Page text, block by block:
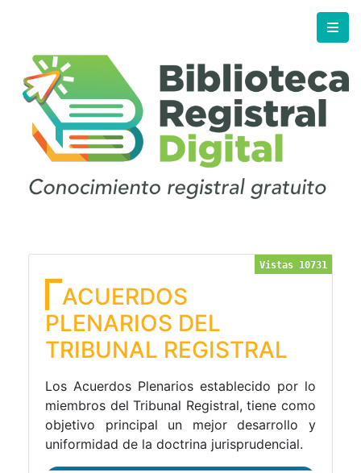
Vistas 10731
ACUERDOS
PLENARIOS DEL
TRIBUNAL REGISTRAL
Los Acuerdos Plenarios establecido por lo
miembros del Tribunal Registral, tiene como
objetivo principal un mejor desarrollo y
uniformidad de la doctrina jurisprudencial.